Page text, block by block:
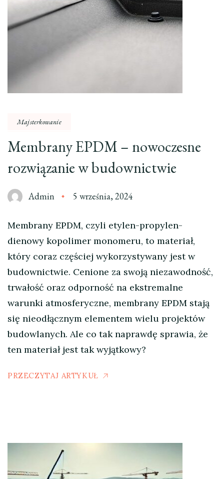
Majsterkowanie
Membrany EPDM – nowoczesne
rozwiązanie w budownictwie
Admin 5 września, 2024
Membrany EPDM, czyli etylen-propylen-
dienowy kopolimer monomeru, to materiał,
który coraz częściej wykorzystywany jest w
budownictwie. Cenione za swoją niezawodność,
trwałość oraz odporność na ekstremalne
warunki atmosferyczne, membrany EPDM stają
się nieodłącznym elementem wielu projektów
budowlanych. Ale co tak naprawdę sprawia, że
ten materiał jest tak wyjątkowy?
PRZECZYTAJ ARTYKUŁ